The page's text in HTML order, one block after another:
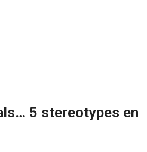
5 stereotypes en